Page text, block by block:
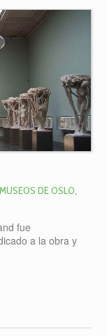
MUSEOS DE OSLO,
fue
a la obra y